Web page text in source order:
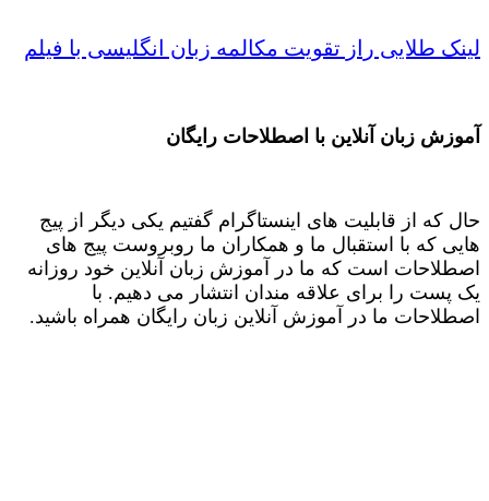
لینک طلایی راز تقویت مکالمه زبان انگلیسی با فیلم
آموزش زبان آنلاین با اصطلاحات رایگان
حال که از قابلیت های اینستاگرام گفتیم یکی دیگر از پیج
هایی که با استقبال ما و همکاران ما روبروست پیج های
اصطلاحات است که ما در آموزش زبان آنلاین خود روزانه
یک پست را برای علاقه مندان انتشار می دهیم. با
اصطلاحات ما در آموزش آنلاین زبان رایگان همراه باشید.